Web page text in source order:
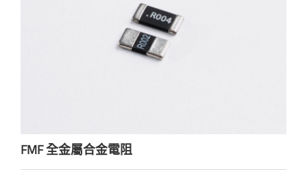
FMF 全金屬合金電阻